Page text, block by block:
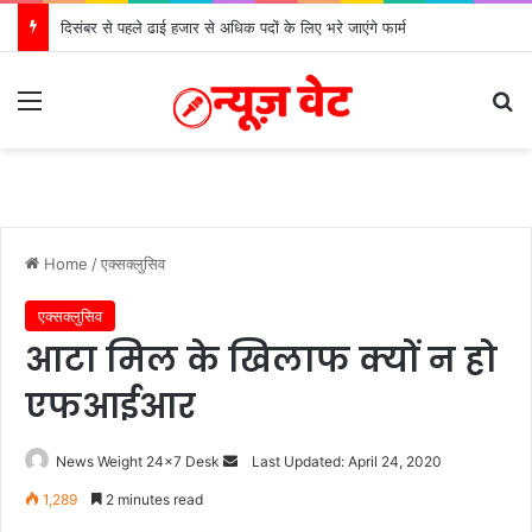
दिसंबर से पहले ढाई हजार से अधिक पदों के लिए भरे जाएंगे फार्म
Home /एक्सक्लुसिव
एक्सक्लुसिव
आटा मिल के खिलाफ क्यों न हो
एफआईआर
News Weight 24x7 Desk Last Updated: April 24, 2020
1,289 2 minutes read